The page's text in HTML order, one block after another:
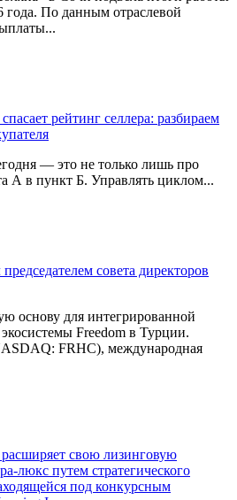
года. По данным отраслевой
рейтинг селлера: разбираем
— это не только лишь про
А в пункт Б. Управлять циклом...
совета директоров
основу для интегрированной
Freedom в Турции.
FRHC), международная
свою лизинговую
люкс путем стратегического
под конкурсным